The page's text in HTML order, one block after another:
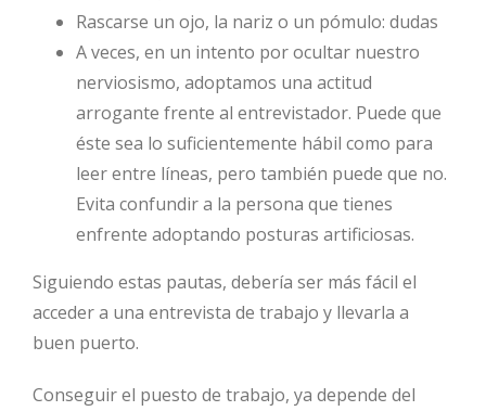
Rascarse un ojo, la nariz o un pómulo: dudas
A veces, en un intento por ocultar nuestro
nerviosismo, adoptamos una actitud
arrogante frente al entrevistador. Puede que
éste sea lo suficientemente hábil como para
leer entre líneas, pero también puede que no.
Evita confundir a la persona que tienes
enfrente adoptando posturas artificiosas.
Siguiendo estas pautas, debería ser más fácil el
acceder a una entrevista de trabajo y llevarla a
buen puerto.
Conseguir el puesto de trabajo, ya depende del